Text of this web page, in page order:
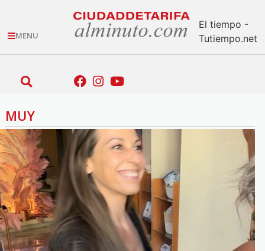
MENU
El tiempo -
Tutiempo.net
MUY